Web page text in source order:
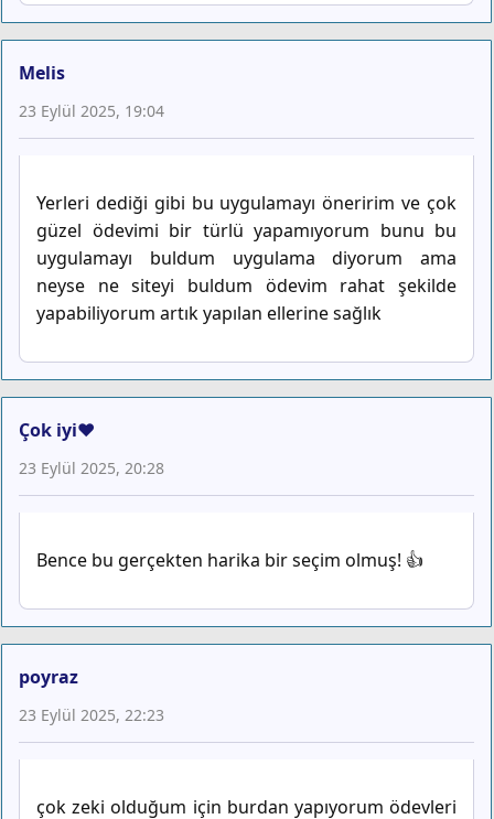
Melis
23 Eylül 2025, 19:04
Yerleri dediği gibi bu uygulamayı öneririm ve çok
güzel ödevimi bir türlü yapamıyorum bunu bu
uygulamayı buldum uygulama diyorum ama
neyse ne siteyi buldum ödevim rahat şekilde
yapabiliyorum artık yapılan ellerine sağlık
Çok iyi❤️
23 Eylül 2025, 20:28
Bence bu gerçekten harika bir seçim olmuş! 👍
poyraz
23 Eylül 2025, 22:23
çok zeki olduğum için burdan yapıyorum ödevleri